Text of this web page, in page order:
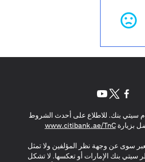
سيتي بنك. للاطلاع على أحدث الشروط
بزيارةwww.citibank.ae/TnC
(opens in a new tab)
تعبر سوى عن وجهة نظر المؤلفين ولا تمثل
سيتي بنك الإمارات أو تعكسها. لا تشكل